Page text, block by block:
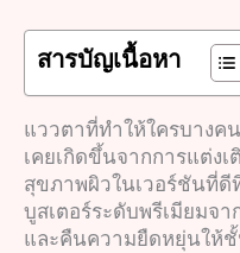
สารบัญเนื้อหา
แววตาที่ทำให้ใครบางค
เคยเกิดขึ้นจากการแต่ง
สุขภาพผิวในเวอร์ชันที่ดี
บูสเตอร์ระดับพรีเมียมจ
และคืนความยืดหยุ่นให้ชั้